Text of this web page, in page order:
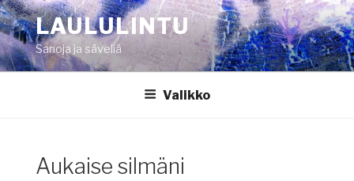
Siirry
sisältöönLAULULINTU
Sanoja ja säveliä
Valikko
Aukaise silmäni